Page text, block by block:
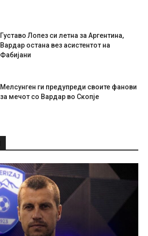
Густаво Лопез си летна за Аргентина,
Вардар остана вез асистентот на
Фабијани
Мелсунген ги предупреди своите фанови
за мечот со Вардар во Скопје